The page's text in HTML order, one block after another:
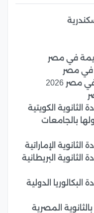
في مصر
في مصر
2026
الكويتية
بالجامعات
الإماراتية
البريطانية
الدولية
المصرية